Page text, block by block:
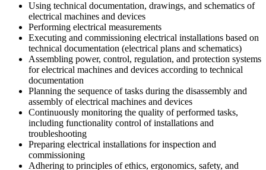
Using technical documentation, drawings, and schematics of
electrical machines and devices
Performing electrical measurements
Executing and commissioning electrical installations based on
technical documentation (electrical plans and schematics)
Assembling power, control, regulation, and protection systems
for electrical machines and devices according to technical
documentation
Planning the sequence of tasks during the disassembly and
assembly of electrical machines and devices
Continuously monitoring the quality of performed tasks,
including functionality control of installations and
troubleshooting
Preparing electrical installations for inspection and
commissioning
Adhering to principles of ethics, ergonomics, safety, and